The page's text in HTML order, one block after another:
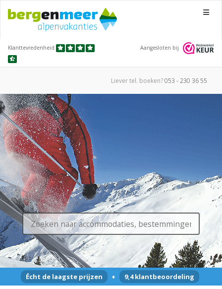
Menu
Klanttevredenheid Aangesloten bij
Liever tel. boeken?053 - 230 36 55
Écht de laagste prijzen + 9,4 klantbeoordeling